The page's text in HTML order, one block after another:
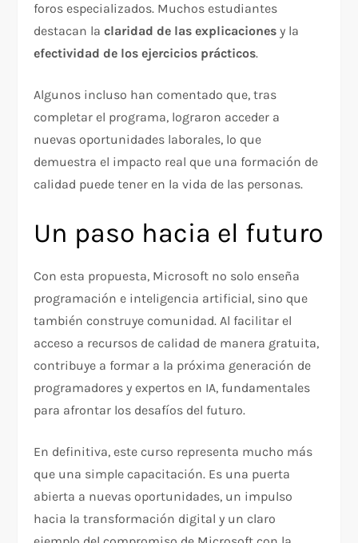
foros especializados. Muchos estudiantes
destacan laclaridad de las explicaciones y la
efectividad de los ejercicios prácticos.
Algunos incluso han comentado que, tras
completar el programa, lograron acceder a
nuevas oportunidades laborales, lo que
demuestra el impacto real que una formación de
calidad puede tener en la vida de las personas.
Un paso hacia el futuro
Con esta propuesta, Microsoft no solo enseña
programación e inteligencia artificial, sino que
también construye comunidad. Al facilitar el
acceso a recursos de calidad de manera gratuita,
contribuye a formar a la próxima generación de
programadores y expertos en IA, fundamentales
para afrontar los desafíos del futuro.
En definitiva, este curso representa mucho más
que una simple capacitación. Es una puerta
abierta a nuevas oportunidades, un impulso
hacia la transformación digital y un claro